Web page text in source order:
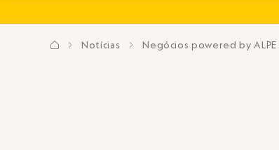
? E Notícias E Negócios powered by ALPE